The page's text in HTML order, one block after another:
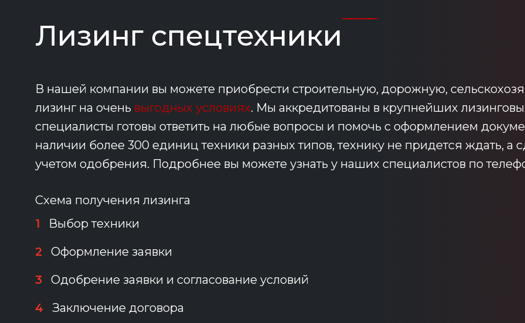
Лизинг спецтехники
В нашей компании вы можете приобрести строительную, дорожную,
лизинг на очень выгодных условиях. Мы аккредитованы в крупнейших
специалисты готовы ответить на любые вопросы и помочь с оформлением
наличии более 300 единиц техники разных типов, технику не придется ждать, а
учетом одобрения. Подробнее вы можете узнать у наших специалистов по
Схема получения лизинга
1
Выбор техники
2
Оформление заявки
3
Одобрение заявки и согласование условий
4
Заключение договора